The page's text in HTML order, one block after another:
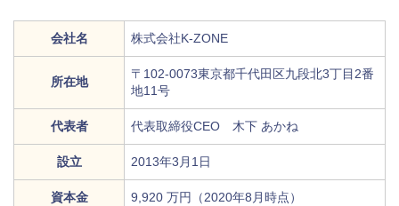
会社名 株式会社K-ZONE
所在地
〒102-0073東京都千代田区九段北3丁目2番
地11号
代表者 代表取締役CEO 木下 あかね
設立 2013年3月1日
資本金 9,920 万円（2020年8月時点）